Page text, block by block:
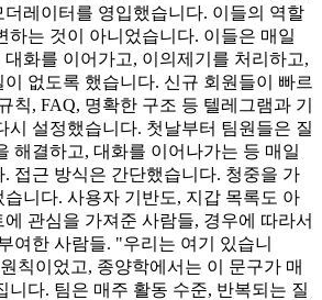
레이터를 영입했습니다. 이들의 역할
하는 것이 아니었습니다. 이들은 매일
화를 이어가고, 이의제기를 처리하고,
없도록 했습니다. 신규 회원들이 빠르
칙, FAQ, 명확한 구조 등 텔레그램과 기
시 설정했습니다. 첫날부터 팀원들은 질
해결하고, 대화를 이어나가는 등 매일
접근 방식은 간단했습니다. 청중을 가
니다. 사용자 기반도, 지갑 목록도 아
관심을 가져준 사람들, 경우에 따라서
여한 사람들. "우리는 여기 있습니
칙이었고, 종양학에서는 이 문구가 매
니다. 팀은 매주 활동 수준, 반복되는 질